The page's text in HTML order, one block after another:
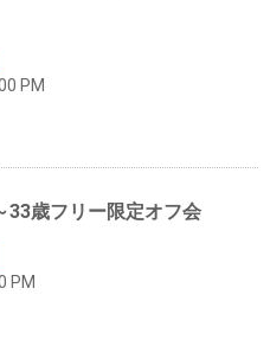
PM
歳フリー限定オフ会
PM